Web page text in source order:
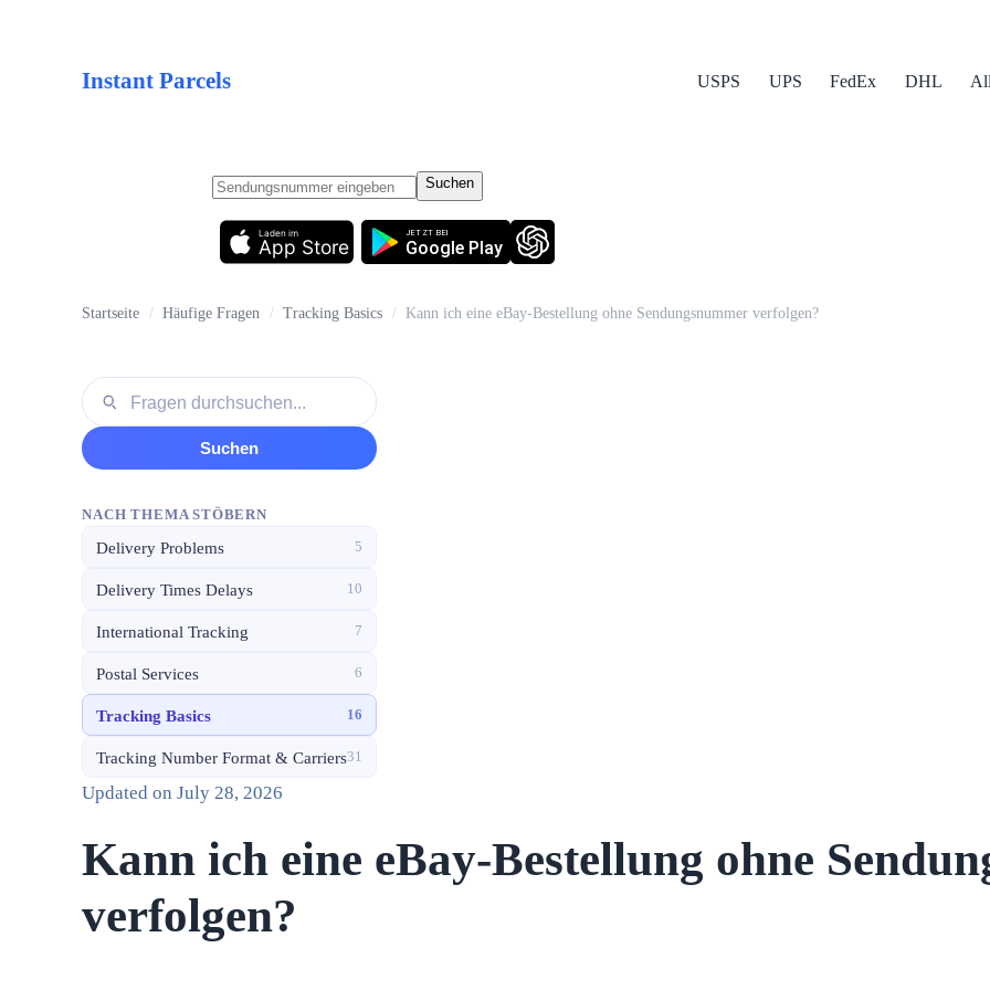
Instant Parcels USPS UPS FedEx DHL
Suchen
App Store
Laden im
Google Play
JETZT BEI
Startseite / Häufige Fragen / Tracking Basics / Kann ich eine eBay-Bestellung ohne Sendungsnummer verfolgen?
Fragen durchsuchen
Suchen
NACH THEMA STÖBERN
Delivery Problems 5
Delivery Times Delays 10
International Tracking 7
Postal Services 6
Tracking Basics 16
Tracking Number Format & Carriers31
Updated onJuly 28, 2026
Kann ich eine eBay-Bestellung ohne
verfolgen?